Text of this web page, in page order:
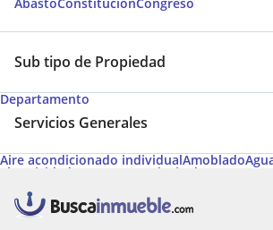
Sub tipo de Propiedad
Departamento
Servicios Generales
Aire acondicionado individualAmoblado
Electricidad Ascensores principales Gas
Apto Profesional Calefacción tiro